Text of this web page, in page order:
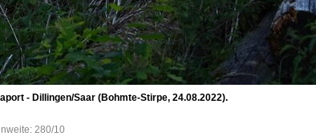
- Dillingen/Saar (Bohmte-Stirpe, 24.08.2022).
280/10